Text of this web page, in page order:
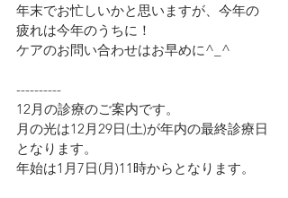
年末でお忙しいかと思いますが、今年の
疲れは今年のうちに！
ケアのお問い合わせはお早めに^_^
----------
12月の診療のご案内です。
月の光は12月29日(土)が年内の最終診療日
となります。
年始は1月7日(月)11時からとなります。